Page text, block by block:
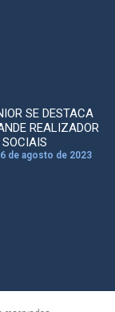
SE DESTACA
REALIZADOR
de agosto de 2023